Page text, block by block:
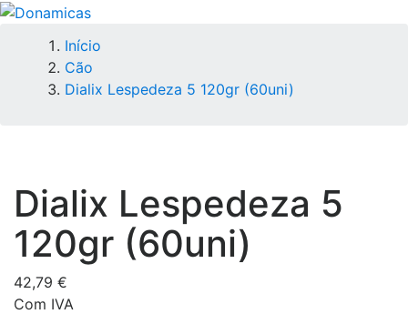
Início
Cão
Dialix Lespedeza 5 120gr (60uni)
Dialix Lespedeza 5
120gr (60uni)
42,79 €
Com IVA